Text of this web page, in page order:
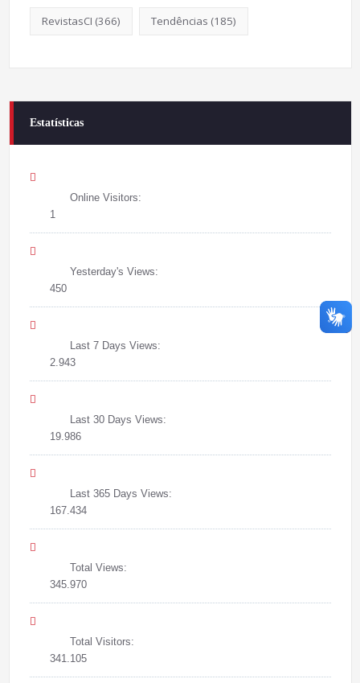
RevistasCI (366) Tendências (185)
Estatísticas
Online Visitors:
1
Yesterday's Views:
450
Last 7 Days Views:
2.943
Last 30 Days Views:
19.986
Last 365 Days Views:
167.434
Total Views:
345.970
Total Visitors:
341.105